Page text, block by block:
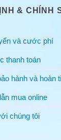
& CHÍNH
và cước phí
thanh toán
hành và hoàn
mua online
chúng tôi